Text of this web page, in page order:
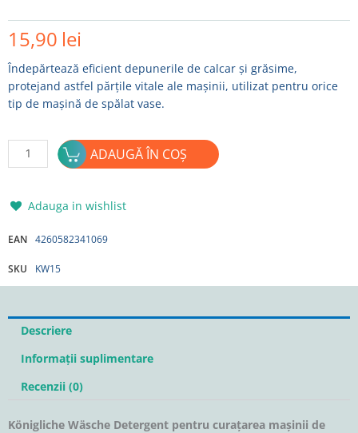
15,90 lei
Îndepărtează eficient depunerile de calcar și grăsime,
protejand astfel părțile vitale ale mașinii, utilizat pentru orice
tip de mașină de spălat vase.
Cantitate
Solutie
masina
spalat
250ml
KONIGLISCHE
ADAUGĂ ÎN COȘ
Adauga in wishlist
EAN 4260582341069
SKU KW15
Descriere
Informații suplimentare
Recenzii (0)
Königliche Wäsche Detergent pentru curațarea mașinii de